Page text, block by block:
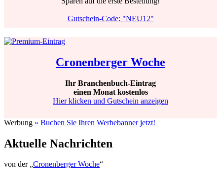
Gutschein-Code: "NEU12"
Cronenberger Woche
Ihr Branchenbuch-Eintrag
einen Monat kostenlos
Hier klicken und Gutschein anzeigen
Werbung » Buchen Sie Ihren Werbebanner jetzt!
Aktuelle Nachrichten
von der „Cronenberger Woche“